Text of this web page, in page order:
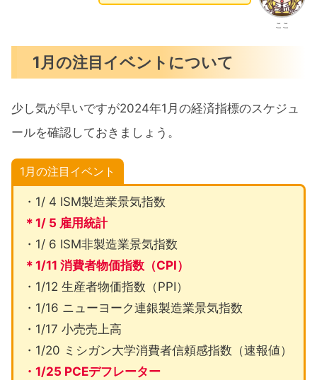
ここ
1月の注目イベントについて
少し気が早いですが2024年1月の経済指標のスケジュ
ールを確認しておきましょう。
1月の注目イベント
・1/ 4 ISM製造業景気指数
＊1/ 5 雇用統計
・1/ 6 ISM非製造業景気指数
＊1/11 消費者物価指数（CPI）
・1/12 生産者物価指数（PPI）
・1/16 ニューヨーク連銀製造業景気指数
・1/17 小売売上高
・1/20 ミシガン大学消費者信頼感指数（速報値）
・1/25 PCEデフレーター